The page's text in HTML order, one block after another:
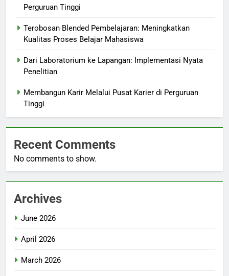
Perguruan Tinggi
Terobosan Blended Pembelajaran: Meningkatkan
Kualitas Proses Belajar Mahasiswa
Dari Laboratorium ke Lapangan: Implementasi Nyata
Penelitian
Membangun Karir Melalui Pusat Karier di Perguruan
Tinggi
Recent Comments
No comments to show.
Archives
June 2026
April 2026
March 2026